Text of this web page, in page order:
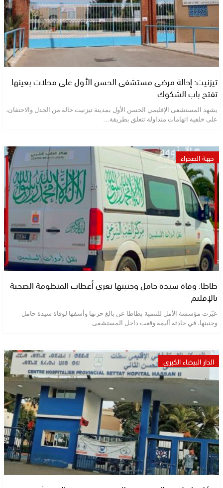
تيزنيت: إحالة مرضى مستشفى الحسن الأول على محلات بعينها
تفتح باب الشكوك
يشهد المستشفى الإقليمي الحسن الأول بمدينة تيزنيت حالة من الجدل والاحتقان،
على خلفية اتهامات متداولة تتعلق بطريقة…
جهة الصحراء
طاطا: وفاة سيدة حامل وجنينها تعري أعطاب المنظومة الصحية
بالإقليم
عبّرت مؤسسة الأمل للتنمية بطاطا عن بالغ حزنها وأسفها لوفاة سيدة حامل
وجنينها، في حادثة أليمة وقعت داخل المستشفى…
الدار البيضاء الكبرى